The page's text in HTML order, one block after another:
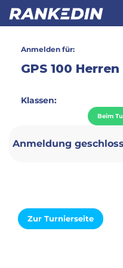
Anmelden für:
GPS 100
Klassen:
Beim
Anmeldung
Zur Turnierseite